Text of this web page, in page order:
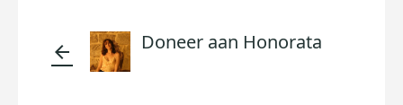
arrow_back Doneer aan Honorata